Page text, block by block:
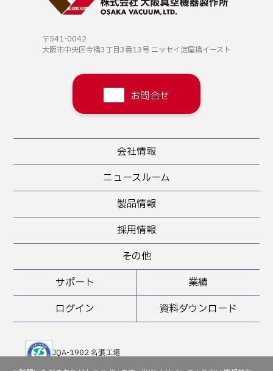
〒541-0042
大阪市中央区今橋3丁目3番13号 ニッセイ淀屋橋イースト
お問合せ
会社情報
ニュースルーム
製品情報
サポート 業績
採用情報
ログイン 資料ダウンロード
その他
JQA-1902 名張工場